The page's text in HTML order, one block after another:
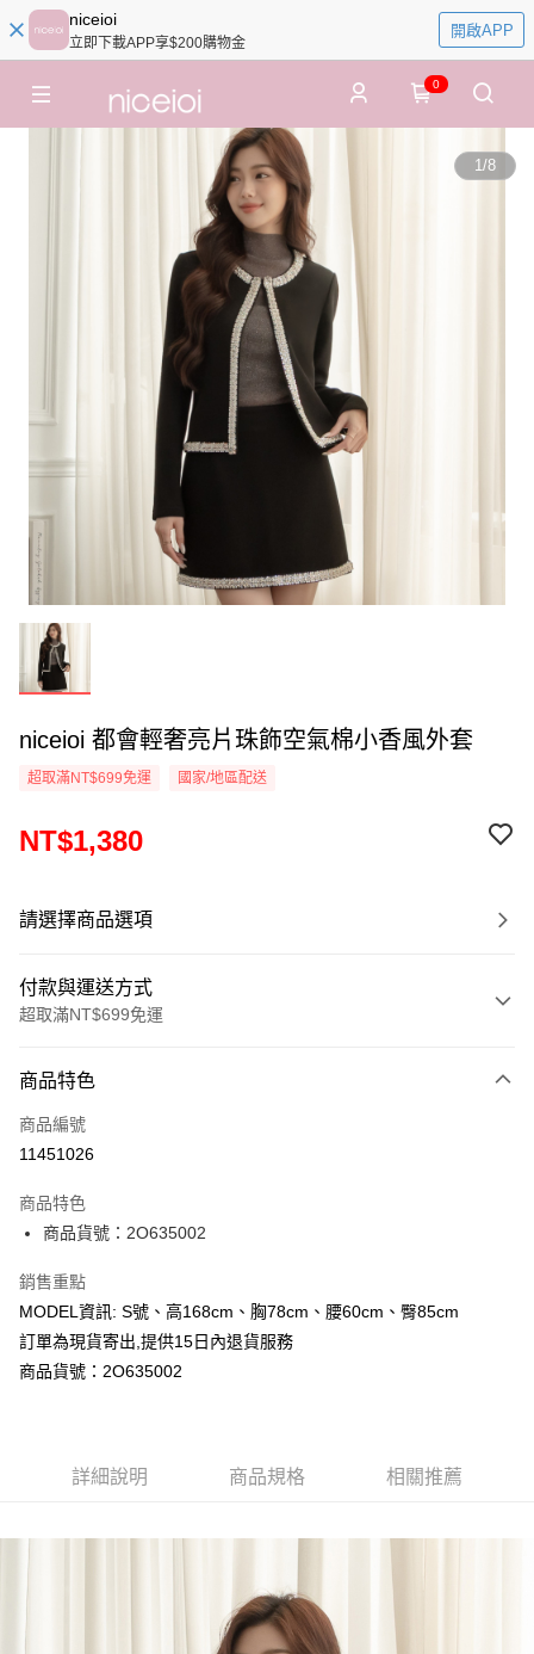
niceioi
立即下載APP享$200購物金
開啟APP
0
1/8
niceioi 都會輕奢亮片珠飾空氣棉小香風外套
超取滿NT$699免運 國家/地區配送
NT$1,380
請選擇商品選項
付款與運送方式
超取滿NT$699免運
信用卡一次付款
超商取貨付款
Apple Pay
Google Pay
運送方式
全家取貨付款
每筆NT$80，滿NT$699(含以上)免運費
每筆NT$80，滿NT$699(含以上)免運費
商品特色
商品編號
11451026
商品特色
商品貨號：2O635002
銷售重點
MODEL資訊: S號、高168cm、胸78cm、腰60cm、臀85cm
訂單為現貨寄出,提供15日內退貨服務
商品貨號：2O635002
詳細說明 商品規格 相關推薦